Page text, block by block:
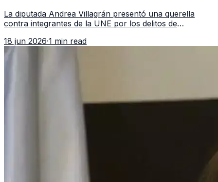
La diputada Andrea Villagrán presentó una querella
contra integrantes de la UNE por los delitos de
18 jun 2026·1 min read